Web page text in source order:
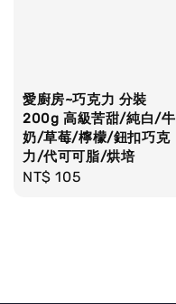
愛廚房~巧克力 分裝
200g 高級苦甜/純白/牛
奶/草莓/檸檬/鈕扣巧克
力/代可可脂/烘培
Regular
NT$ 105